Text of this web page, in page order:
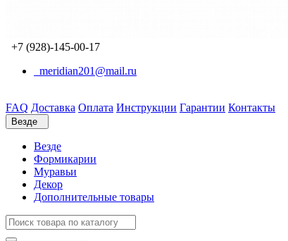
+7 (928)-145-00-17
meridian201@mail.ru
FAQ Доставка Оплата Инструкции Гарантии Контакты
Везде
Везде
Формикарии
Муравьи
Декор
Дополнительные товары